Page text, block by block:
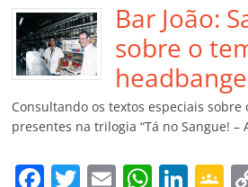
b
o
o
k
A
p
p
dI
n
e
a
o
Bar João:
sobre o
Consultando os textos especiais sobre
presentes na trilogia “Tá no Sangue! –
F T E W Li G